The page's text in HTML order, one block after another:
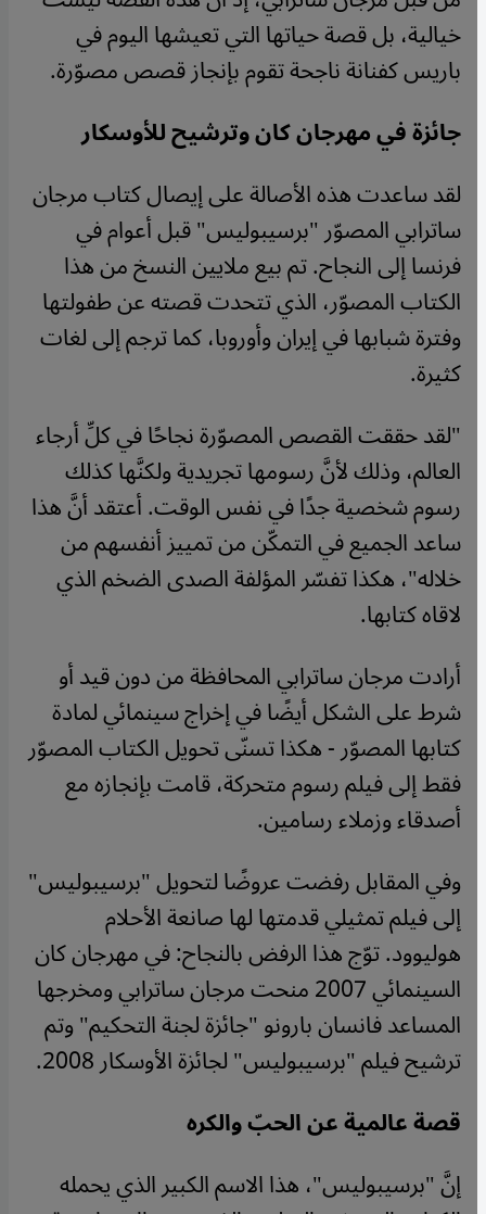
خيالية، بل قصة حياتها التي تعيشها اليوم في
باريس كفنانة ناجحة تقوم بإنجاز قصص مصوّرة.
جائزة في مهرجان كان وترشيح للأوسكار
لقد ساعدت هذه الأصالة على إيصال كتاب مرجان
ساترابي المصوّر "برسيبوليس" قبل أعوام في
فرنسا إلى النجاح. تم بيع ملايين النسخ من هذا
الكتاب المصوّر، الذي تتحدت قصته عن طفولتها
وفترة شبابها في إيران وأوروبا، كما ترجم إلى لغات
كثيرة.
"لقد حققت القصص المصوّرة نجاحًا في كلِّ أرجاء
العالم، وذلك لأنَّ رسومها تجريدية ولكنَّها كذلك
رسوم شخصية جدًا في نفس الوقت. أعتقد أنَّ هذا
ساعد الجميع في التمكّن من تمييز أنفسهم من
خلاله"، هكذا تفسّر المؤلفة الصدى الضخم الذي
لاقاه كتابها.
أرادت مرجان ساترابي المحافظة من دون قيد أو
شرط على الشكل أيضًا في إخراج سينمائي لمادة
كتابها المصوّر - هكذا تسنّى تحويل الكتاب المصوّر
فقط إلى فيلم رسوم متحركة، قامت بإنجازه مع
أصدقاء وزملاء رسامين.
وفي المقابل رفضت عروضًا لتحويل "برسيبوليس"
إلى فيلم تمثيلي قدمتها لها صانعة الأحلام
هوليوود. توّج هذا الرفض بالنجاح: في مهرجان كان
السينمائي 2007 منحت مرجان ساترابي ومخرجها
المساعد فانسان بارونو "جائزة لجنة التحكيم" وتم
ترشيح فيلم "برسيبوليس" لجائزة الأوسكار 2008.
قصة عالمية عن الحبّ والكره
إنَّ "برسيبوليس"، هذا الاسم الكبير الذي يحمله